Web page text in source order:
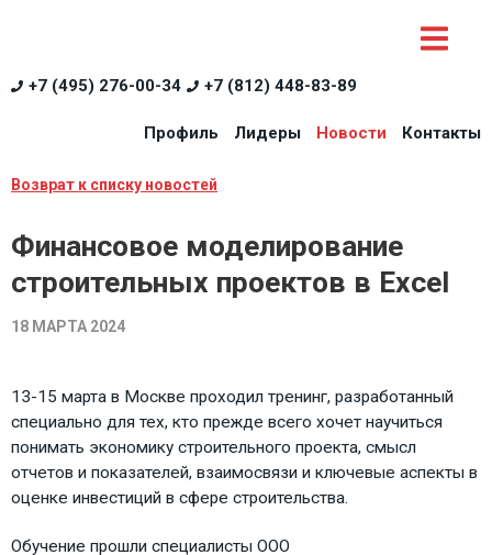
+7 (495) 276-00-34 +7 (812) 448-83-89
Профиль Лидеры Новости Контакты
Возврат к списку новостей
Финансовое моделирование
строительных проектов в Excel
18 МАРТА 2024
13-15 марта в Москве проходил тренинг, разработанный
специально для тех, кто прежде всего хочет научиться
понимать экономику строительного проекта, смысл
отчетов и показателей, взаимосвязи и ключевые аспекты в
оценке инвестиций в сфере строительства.
Обучение прошли специалисты ООО